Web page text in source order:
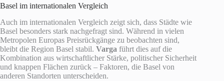
Basel im internationalen Vergleich
Auch im internationalen Vergleich zeigt sich, dass Städte wie
Basel besonders stark nachgefragt sind. Während in vielen
Metropolen Europas Preisrückgänge zu beobachten sind,
bleibt die Region Basel stabil. Varga führt dies auf die
Kombination aus wirtschaftlicher Stärke, politischer Sicherheit
und knappen Flächen zurück – Faktoren, die Basel von
anderen Standorten unterscheiden.